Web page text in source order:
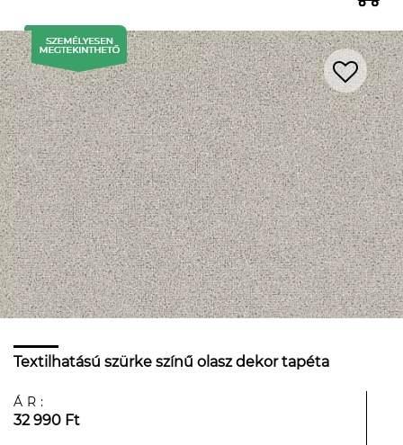
Textilhatású szürke színű olasz dekor tapéta
ÁR:
32 990 Ft